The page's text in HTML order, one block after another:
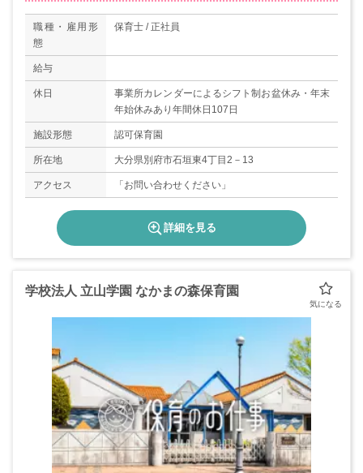
職種・雇用形
態
保育士 / 正社員
給与
休日
事業所カレンダーによるシフト制お盆休み・年末
年始休みあり年間休日107日
施設形態 認可保育園
所在地 大分県別府市石垣東4丁目2－13
アクセス 「お問い合わせください」
詳細を見る
学校法人 立山学園 なかまの森保育園